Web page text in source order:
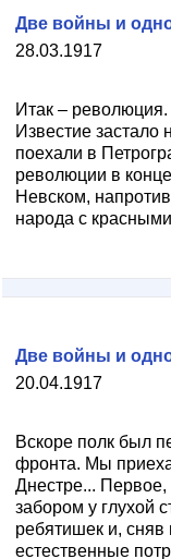
28.03.1917
Две войны и
Итак –
Известие застало
поехали в
революции в
Невском,
народа с
20.04.1917
Две войны и
Вскоре полк был
фронта. Мы
Днестре... Первое,
забором у глухой
ребятишек и,
естественные